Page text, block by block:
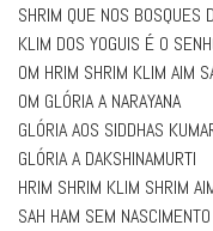
SHRIM QUE NOS BOSQUES
KLIM DOS YOGUIS É O
OM HRIM SHRIM KLIM AIM
OM GLÓRIA A NARAYANA
GLÓRIA AOS SIDDHAS
GLÓRIA A DAKSHINAMURTI
HRIM SHRIM KLIM SHRIM
SAH HAM SEM